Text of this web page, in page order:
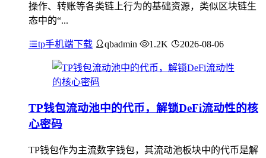
操作、转账等各类链上行为的基础资源，类似区块链生
态中的“...
tp手机端下载 qbadmin 1.2K 2026-08-06
TP钱包流动池中的代币，解锁DeFi流动性的核
心密码
TP钱包作为主流数字钱包，其流动池板块中的代币是解